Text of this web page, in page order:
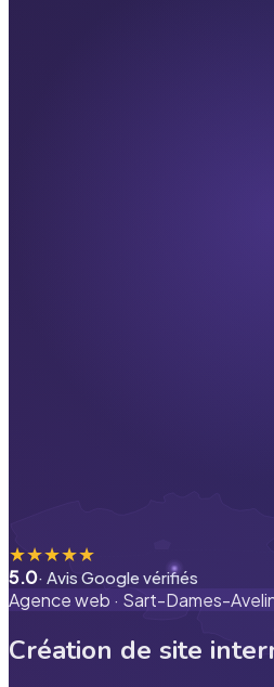
★★★★★
5.0· Avis Google vérifiés
Agence web · Sart-Dames-
Création de site